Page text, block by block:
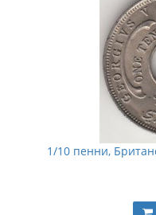
1/10 пенни,